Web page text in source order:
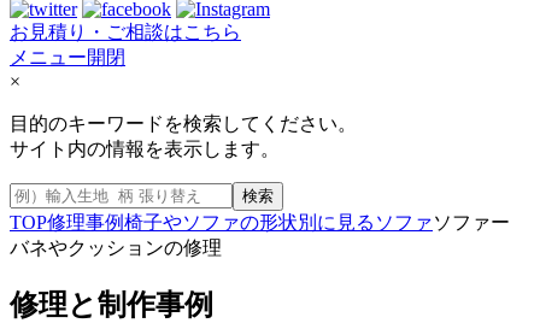
お見積り・ご相談はこちら
メニュー開閉
×
目的のキーワードを検索してください。
サイト内の情報を表示します。
検索
TOP修理事例椅子やソファの形状別に見る ソファソファー
バネやクッションの修理
修理と制作事例